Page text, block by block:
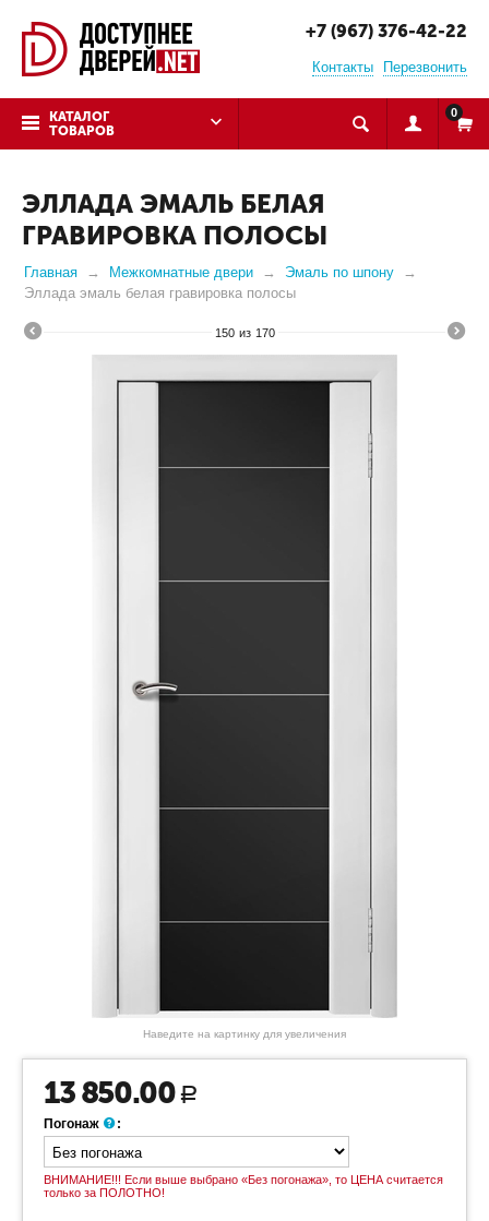
+7 (967) 376-42-22
Контакты Перезвонить
КАТАЛОГ
ТОВАРОВ
0
ЭЛЛАДА ЭМАЛЬ БЕЛАЯ
ГРАВИРОВКА ПОЛОСЫ
Главная Межкомнатные двери
Эмаль по шпону
Эллада эмаль белая гравировка полосы
150 из 170
Наведите на картинку для увеличения
13 850.00 Р
Погонаж :
ВНИМАНИЕ!!! Если выше выбрано «Без погонажа», то ЦЕНА считается
только за ПОЛОТНО!